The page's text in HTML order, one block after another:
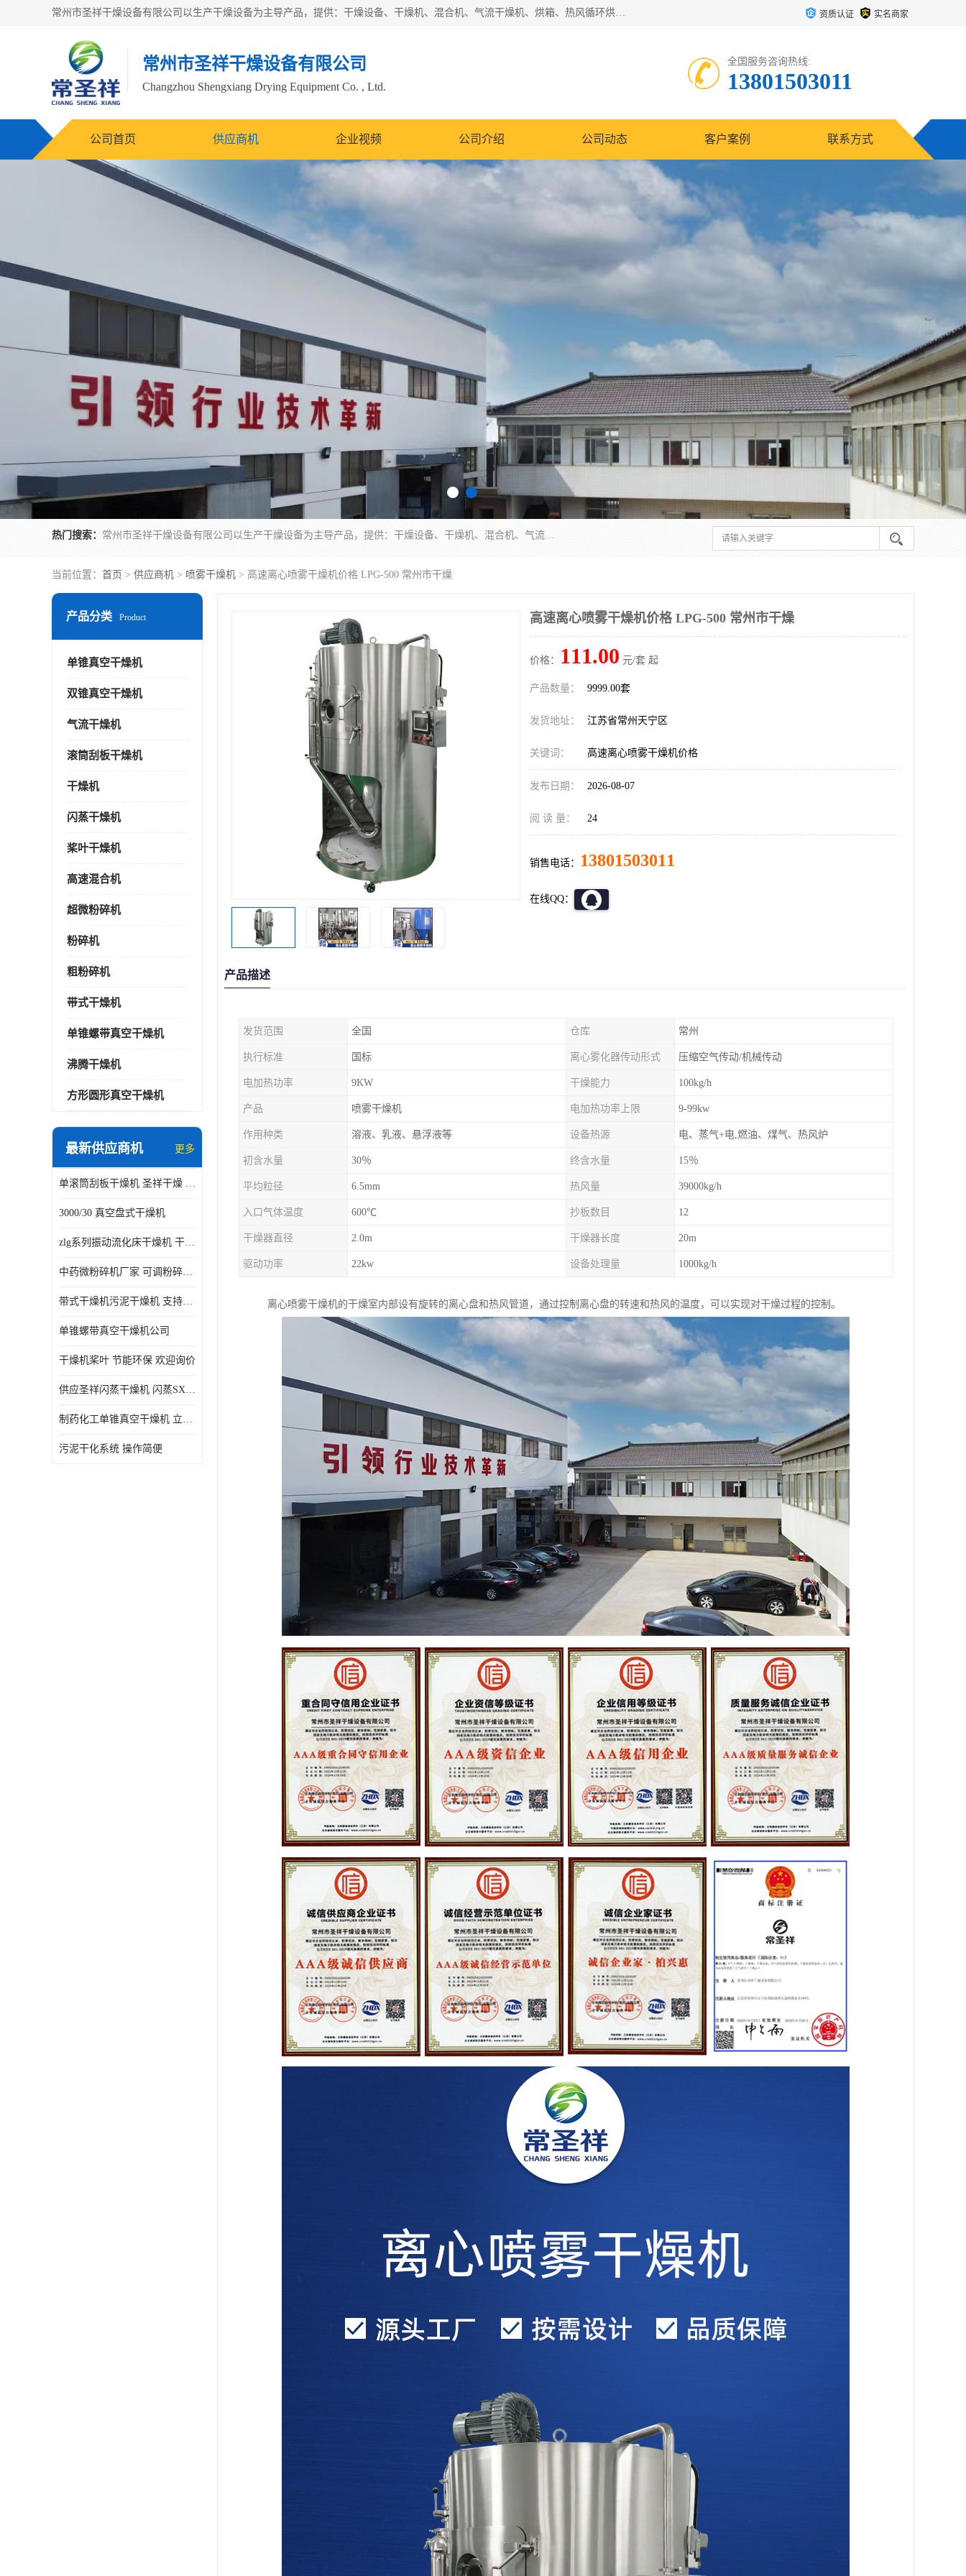
常州市圣祥干燥设备有限公司以生产干燥设备为主导产品，提供：干燥设备、干燥机、混合机、气流干燥机、烘箱、热风循环烘箱、沸腾干燥机、烘干机、喷雾干燥机等产品的生产、制造与销售服务。 资质认证 实名商家
常州市圣祥干燥设备有限公司
Changzhou Shengxiang Drying Equipment Co. , Ltd.
全国服务咨询热线:
13801503011
公司首页 供应商机 企业视频 公司介绍 公司动态 客户案例 联系方式
热门搜索： 常州市圣祥干燥设备有限公司以生产干燥设备为主导产品，提供：干燥设备、干燥机、混合机、气流干燥机、烘箱、热风循环烘箱、沸腾干燥机、烘干机、喷雾干燥机等产品的生产、制造与销售服务。
当前位置： 首页 > 供应商机 > 喷雾干燥机 > 高速离心喷雾干燥机价格 LPG-500 常州市干燥
产品分类 Product
单锥真空干燥机
双锥真空干燥机
气流干燥机
滚筒刮板干燥机
干燥机
闪蒸干燥机
桨叶干燥机
高速混合机
超微粉碎机
粉碎机
粗粉碎机
带式干燥机
单锥螺带真空干燥机
沸腾干燥机
方形圆形真空干燥机
最新供应商机 更多
单滚筒刮板干燥机 圣祥干燥 单辊
3000/30 真空盘式干燥机
zlg系列振动流化床干燥机 干燥速率 粉体干燥
中药微粉碎机厂家 可调粉碎粒度
带式干燥机污泥干燥机 支持定制 价格优惠
单锥螺带真空干燥机公司
干燥机桨叶 节能环保 欢迎询价
供应圣祥闪蒸干燥机 闪蒸SXG-16型干燥机
制药化工单锥真空干燥机 立式锥形螺带搅拌式真空烘干机
污泥干化系统 操作简便
高速离心喷雾干燥机价格 LPG-500 常州市干燥
价格： 111.00 元/套 起
产品数量： 9999.00套
发货地址： 江苏省常州天宁区
关键词： 高速离心喷雾干燥机价格
发布日期： 2026-08-07
阅 读 量： 24
销售电话： 13801503011
在线QQ：
产品描述
发货范围 全国 仓库 常州
执行标准 国标 离心雾化器传动形式 压缩空气传动/机械传动
电加热功率 9KW 干燥能力 100kg/h
产品 喷雾干燥机 电加热功率上限 9-99kw
作用种类 溶液、乳液、悬浮液等 设备热源 电、蒸气+电,燃油、煤气、热风炉
初含水量 30％ 终含水量 15％
平均粒径 6.5mm 热风量 39000kg/h
入口气体温度 600℃ 抄板数目 12
干燥器直径 2.0m 干燥器长度 20m
驱动功率 22kw 设备处理量 1000kg/h
离心喷雾干燥机的干燥室内部设有旋转的离心盘和热风管道，通过控制离心盘的转速和热风的温度，可以实现对干燥过程的控制。